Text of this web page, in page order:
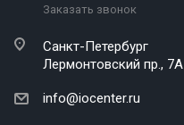
Заказать звонок
Санкт-Петербург
Лермонтовский пр., 7А
info@iocenter.ru